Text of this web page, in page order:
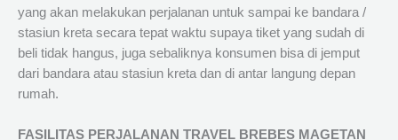
yang akan melakukan perjalanan untuk sampai ke bandara /
stasiun kreta secara tepat waktu supaya tiket yang sudah di
beli tidak hangus, juga sebaliknya konsumen bisa di jemput
dari bandara atau stasiun kreta dan di antar langung depan
rumah.
FASILITAS PERJALANAN TRAVEL BREBES MAGETAN